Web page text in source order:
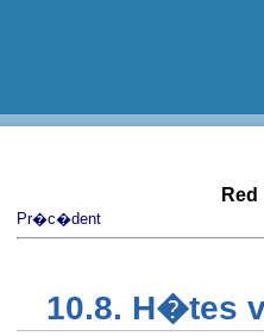
Pr�c�dent
10.8. H�tes